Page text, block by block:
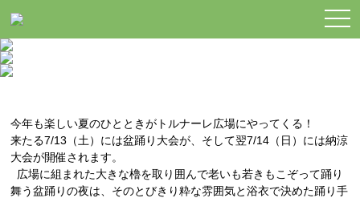
今年も楽しい夏のひとときがトルナーレ広場にやってくる！
来たる7/13（土）には盆踊り大会が、そして翌7/14（日）には納涼
大会が開催されます。
広場に組まれた大きな櫓を取り囲んで老いも若きもこぞって踊り
舞う盆踊りの夜は、そのとびきり粋な雰囲気と浴衣で決めた踊り手